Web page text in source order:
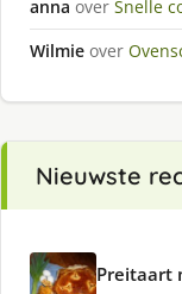
anna over Snelle
Wilmie over
Nieuwste
Preitaart